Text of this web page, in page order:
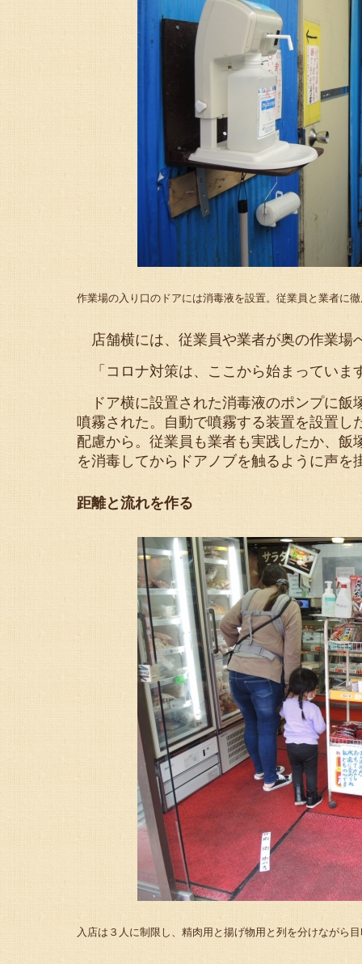
作業場の入り口のドアには消毒液を設置。従業員と業者に
店舗横には、従業員や業者が奥の作業場
「コロナ対策は、ここから始まっていま
ドア横に設置された消毒液のポンプに飯
噴霧された。自動で噴霧する装置を設置
配慮から。従業員も業者も実践したか、
を消毒してからドアノブを触るように声を
距離と流れを作る
入店は３人に制限し、精肉用と揚げ物用と列を分けながら